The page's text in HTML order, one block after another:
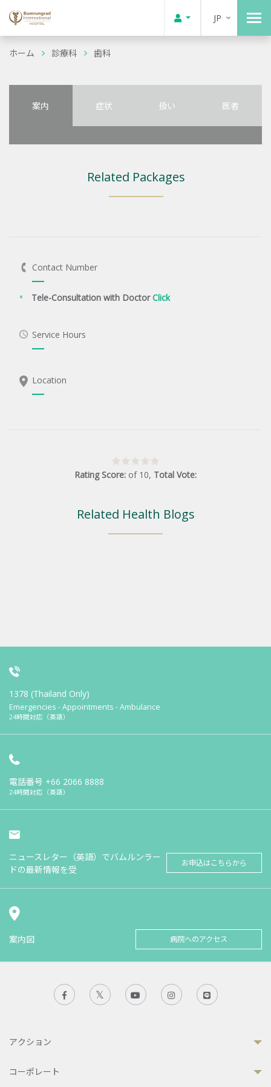
JP
ホーム 診療科 歯科
案内 症状 扱い 医者
Related Packages
Contact Number
Tele-Consultation with DoctorClick
Service Hours
Location
Rating Score: of 10, Total Vote:
Related Health Blogs
1378 (Thailand Only)
Emergencies - Appointments - Ambulance
24時間対応（英語）
電話番号 +66 2066 8888
24時間対応（英語）
ニュースレター（英語）でバムルンラー
ドの最新情報を受
お申込はこちらから
案内図 病院へのアクセス
アクション
コーポレート